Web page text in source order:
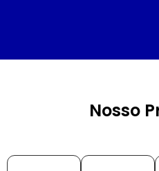
Nosso